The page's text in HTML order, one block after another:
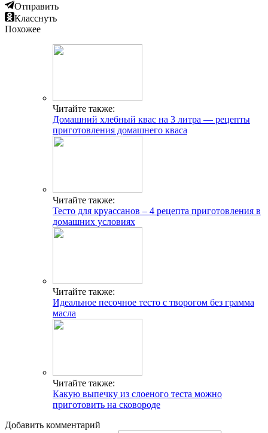
Отправить
Класснуть
Похожее
Читайте также:
Домашний хлебный квас на 3 литра — рецепты
приготовления домашнего кваса
Читайте также:
Тесто для круассанов – 4 рецепта приготовления в
домашних условиях
Читайте также:
Идеальное песочное тесто с творогом без грамма
масла
Читайте также:
Какую выпечку из слоеного теста можно
приготовить на сковороде
Добавить комментарий